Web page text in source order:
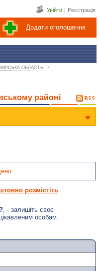
Додати оголошення
Увійти | Реєстрація
ОБЛАСТЬ ›
районі
розмістіть
, - залишіть своє
особам.